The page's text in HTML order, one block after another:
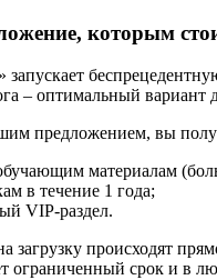
которым
– оптимальный вариант
предложением, вы
материалам
в течение 1 года;
VIP-раздел.
загрузку происходят
ограниченный срок и в